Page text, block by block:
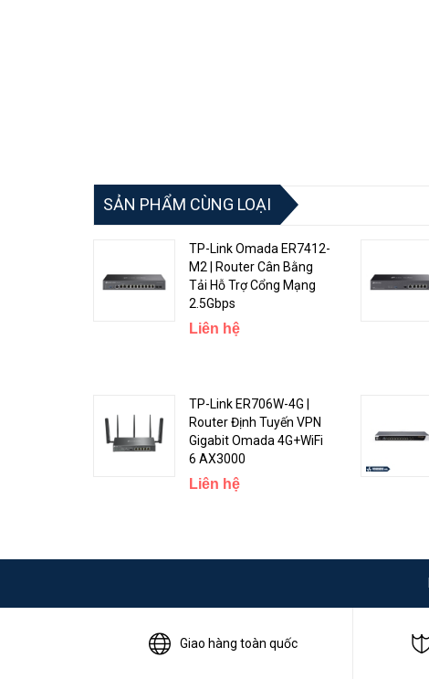
SẢN PHẨM CÙNG LOẠI
TP-Link Omada ER7412-
M2 | Router Cân Bằng
Tải Hỗ Trợ Cổng Mạng
2.5Gbps
Liên hệ
TP-Link ER706W-4G |
Router Định Tuyến VPN
Gigabit Omada 4G+WiFi
6 AX3000
Liên hệ
Giao hàng toàn quốc